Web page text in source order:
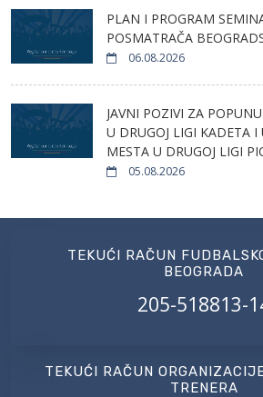
PLAN I PROGRAM
POSMATRAČA
06.08.2026
JAVNI POZIVI ZA
U DRUGOJ LIGI KADETA I
MESTA U DRUGOJ LIGI
05.08.2026
TEKUĆI RAČUN
BEOGRADA
205-518813-
TEKUĆI RAČUN
TRENERA